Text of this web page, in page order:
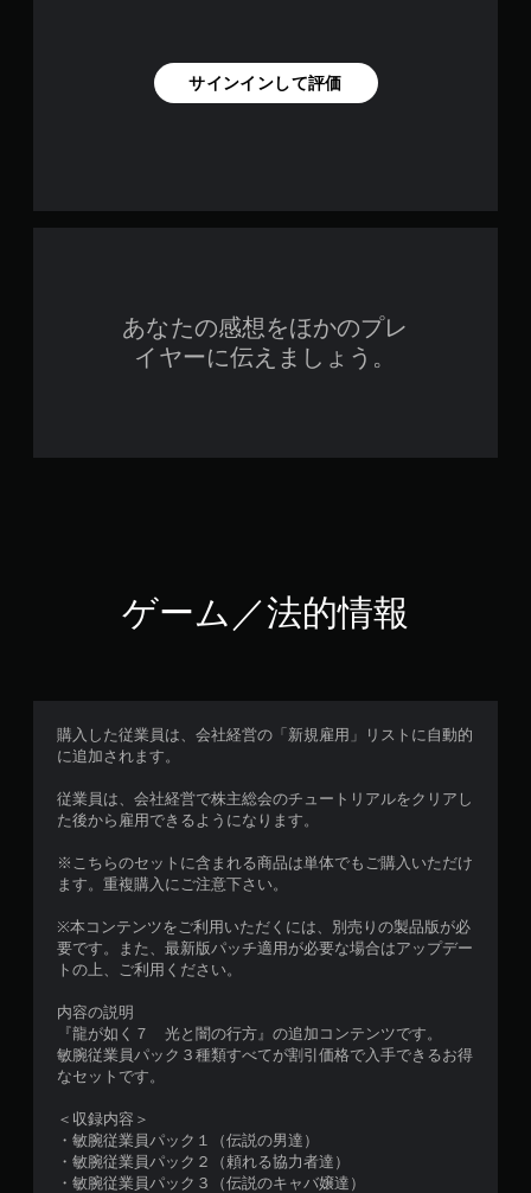
サインインして評価
あなたの感想をほかのプレ
イヤーに伝えましょう。
ゲーム／法的情報
購入した従業員は、会社経営の「新規雇用」リストに自動的
に追加されます。
従業員は、会社経営で株主総会のチュートリアルをクリアし
た後から雇用できるようになります。
※こちらのセットに含まれる商品は単体でもご購入いただけ
ます。重複購入にご注意下さい。
※本コンテンツをご利用いただくには、別売りの製品版が必
要です。また、最新版パッチ適用が必要な場合はアップデー
トの上、ご利用ください。
内容の説明
『龍が如く７ 光と闇の行方』の追加コンテンツです。
敏腕従業員パック３種類すべてが割引価格で入手できるお得
なセットです。
＜収録内容＞
・敏腕従業員パック１（伝説の男達）
・敏腕従業員パック２（頼れる協力者達）
・敏腕従業員パック３（伝説のキャバ嬢達）